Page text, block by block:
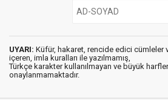
UYARI: Küfür, hakaret, rencide edici cümleler
içeren, imla kuralları ile yazılmamış,
Türkçe karakter kullanılmayan ve büyük
onaylanmamaktadır.